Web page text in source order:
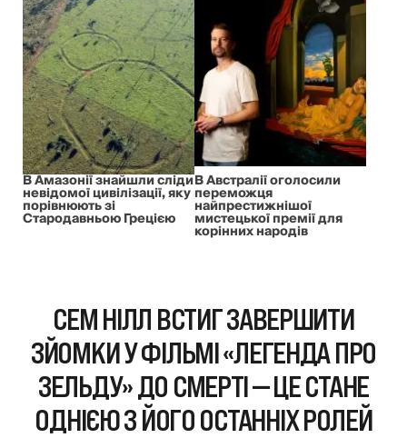
В Амазонії знайшли сліди
невідомої цивілізації, яку
порівнюють зі
Стародавньою Грецією
В Австралії оголосили
переможця
найпрестижнішої
мистецької премії для
корінних народів
СЕМ НІЛЛ ВСТИГ ЗАВЕРШИТИ
ЗЙОМКИ У ФІЛЬМІ «ЛЕГЕНДА ПРО
ЗЕЛЬДУ» ДО СМЕРТІ — ЦЕ СТАНЕ
ОДНІЄЮ З ЙОГО ОСТАННІХ РОЛЕЙ